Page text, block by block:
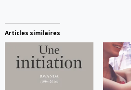
Articles similaires